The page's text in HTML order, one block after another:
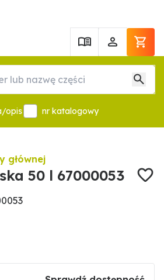
opis nr katalogowy
głównej
50 l 67000053